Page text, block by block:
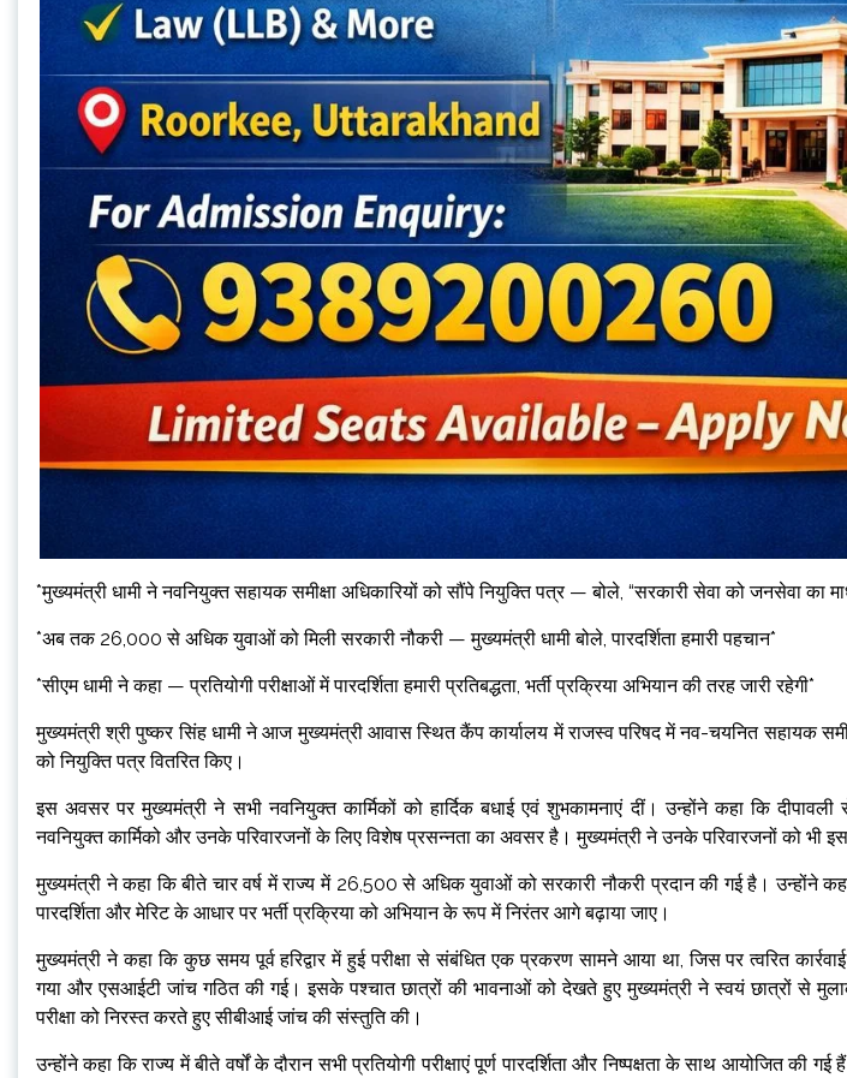
*मुख्यमंत्री धामी ने नवनियुक्त सहायक समीक्षा अधिकारियों को सौंपे नियुक्ति पत्र — बोले, “सरकारी सेवा को जनसेवा का
*अब तक 26,000 से अधिक युवाओं को मिली सरकारी नौकरी — मुख्यमंत्री धामी बोले, पारदर्शिता हमारी पहचान*
*सीएम धामी ने कहा — प्रतियोगी परीक्षाओं में पारदर्शिता हमारी प्रतिबद्धता, भर्ती प्रक्रिया अभियान की तरह जारी रहेगी*
मुख्यमंत्री श्री पुष्कर सिंह धामी ने आज मुख्यमंत्री आवास स्थित कैंप कार्यालय में राजस्व परिषद में नव-चयनित सहायक
को नियुक्ति पत्र वितरित किए।
इस अवसर पर मुख्यमंत्री ने सभी नवनियुक्त कार्मिकों को हार्दिक बधाई एवं शुभकामनाएं दीं। उन्होंने कहा कि दीपावली
नवनियुक्त कार्मिको और उनके परिवारजनों के लिए विशेष प्रसन्नता का अवसर है। मुख्यमंत्री ने उनके परिवारजनों को भी
मुख्यमंत्री ने कहा कि बीते चार वर्ष में राज्य में 26,500 से अधिक युवाओं को सरकारी नौकरी प्रदान की गई है। उन्होंने
पारदर्शिता और मेरिट के आधार पर भर्ती प्रक्रिया को अभियान के रूप में निरंतर आगे बढ़ाया जाए।
मुख्यमंत्री ने कहा कि कुछ समय पूर्व हरिद्वार में हुई परीक्षा से संबंधित एक प्रकरण सामने आया था, जिस पर त्वरित
गया और एसआईटी जांच गठित की गई। इसके पश्चात छात्रों की भावनाओं को देखते हुए मुख्यमंत्री ने स्वयं छात्रों से
परीक्षा को निरस्त करते हुए सीबीआई जांच की संस्तुति की।
उन्होंने कहा कि राज्य में बीते वर्षों के दौरान सभी प्रतियोगी परीक्षाएं पूर्ण पारदर्शिता और निष्पक्षता के साथ आयोजित की